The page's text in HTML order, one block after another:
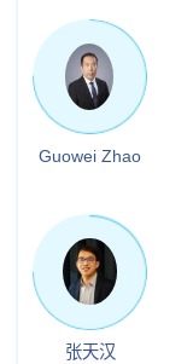
Guowei Zhao
张天汉